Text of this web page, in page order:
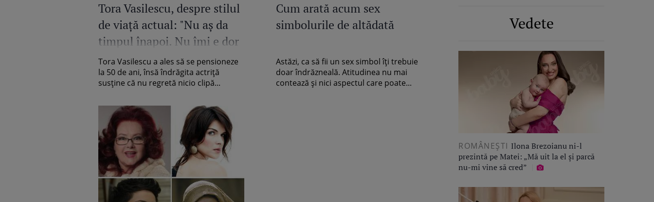
Tora Vasilescu, despre stilul
de viață actual: "Nu aș da
timpul înapoi. Nu îmi e dor
de scenă"
Tora Vasilescu a ales să se pensioneze
la 50 de ani, însă îndrăgita actriță
susține că nu regretă nicio clipă...
Cum arată acum sex
simbolurile de altădată
Astăzi, ca să fii un sex simbol îţi trebuie
doar îndrăzneală. Atitudinea nu mai
contează şi nici aspectul care poate...
Vedete
ROMÂNEŞTI Ilona Brezoianu ni-l
prezintă pe Matei: „Mă uit la el și parcă
nu-mi vine să cred”